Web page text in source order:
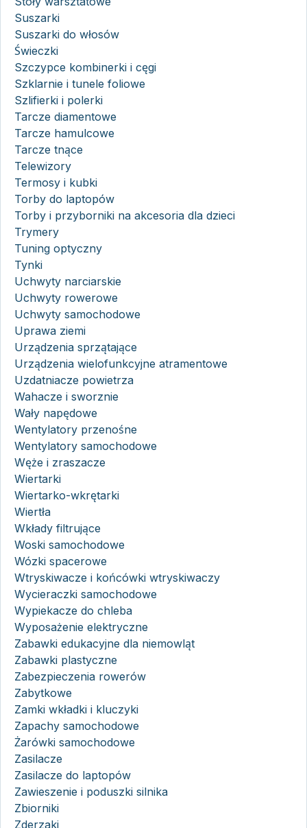
Suszarki
Suszarki do włosów
Świeczki
Szczypce kombinerki i cęgi
Szklarnie i tunele foliowe
Szlifierki i polerki
Tarcze diamentowe
Tarcze hamulcowe
Tarcze tnące
Telewizory
Termosy i kubki
Torby do laptopów
Torby i przyborniki na akcesoria dla dzieci
Trymery
Tuning optyczny
Tynki
Uchwyty narciarskie
Uchwyty rowerowe
Uchwyty samochodowe
Uprawa ziemi
Urządzenia sprzątające
Urządzenia wielofunkcyjne atramentowe
Uzdatniacze powietrza
Wahacze i sworznie
Wały napędowe
Wentylatory przenośne
Wentylatory samochodowe
Węże i zraszacze
Wiertarki
Wiertarko-wkrętarki
Wiertła
Wkłady filtrujące
Woski samochodowe
Wózki spacerowe
Wtryskiwacze i końcówki wtryskiwaczy
Wycieraczki samochodowe
Wypiekacze do chleba
Wyposażenie elektryczne
Zabawki edukacyjne dla niemowląt
Zabawki plastyczne
Zabezpieczenia rowerów
Zabytkowe
Zamki wkładki i kluczyki
Zapachy samochodowe
Żarówki samochodowe
Zasilacze
Zasilacze do laptopów
Zawieszenie i poduszki silnika
Zbiorniki
Zderzaki